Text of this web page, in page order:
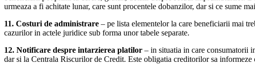
urmeaza a fi achitate lunar, care sunt procentele dobanzilor, dar si ce sume
11. Costuri de administrare – pe lista elementelor la care beneficiarii mai
cazurilor in actele juridice sub forma unor tabele separate.
12. Notificare despre intarzierea platilor – in situatia in care consumatorii
dar si la Centrala Riscurilor de Credit. Este obligatia creditorilor sa informeze